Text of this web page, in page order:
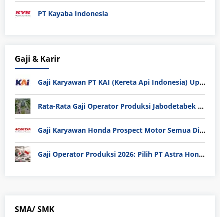
PT Kayaba Indonesia
Gaji & Karir
Gaji Karyawan PT KAI (Kereta Api Indonesia) Update 2025
Rata-Rata Gaji Operator Produksi Jabodetabek 2025: Bedah Tuntas UMK, Lemburan, dan Realita Hidup Buruh
Gaji Karyawan Honda Prospect Motor Semua Divisi
Gaji Operator Produksi 2026: Pilih PT Astra Honda Motor (AHM) atau Manufaktur di Jepang?
SMA/ SMK